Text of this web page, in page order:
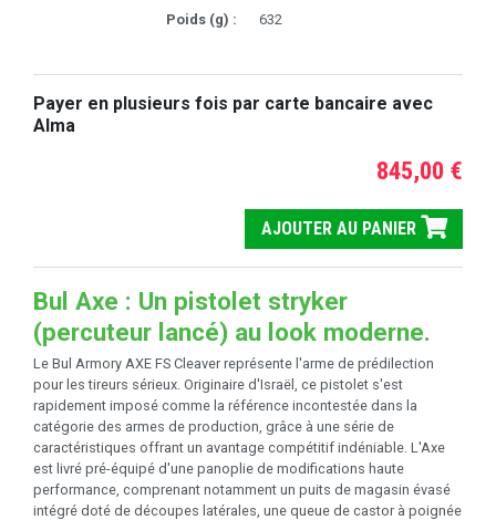
Poids (g) :
632
Payer en plusieurs fois par carte bancaire avec
Alma
845,00 €
AJOUTER AU PANIER
Bul Axe : Un pistolet stryker
(percuteur lancé) au look moderne.
Le Bul Armory AXE FS Cleaver représente l'arme de prédilection
pour les tireurs sérieux. Originaire d'Israël, ce pistolet s'est
rapidement imposé comme la référence incontestée dans la
catégorie des armes de production, grâce à une série de
caractéristiques offrant un avantage compétitif indéniable. L'Axe
est livré pré-équipé d'une panoplie de modifications haute
performance, comprenant notamment un puits de magasin évasé
intégré doté de découpes latérales, une queue de castor à poignée